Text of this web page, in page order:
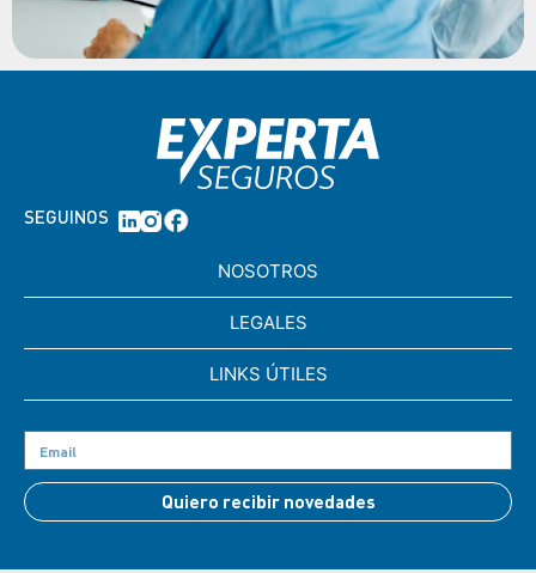
SEGUINOS
NOSOTROS
LEGALES
LINKS ÚTILES
Quiero recibir novedades